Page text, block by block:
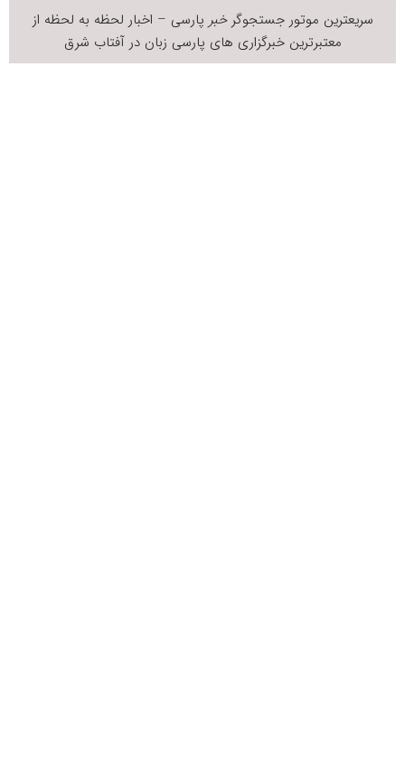
سریعترین موتور جستجوگرخبر پارسی – اخبار لحظه به لحظه از
معتبرترین خبرگزاری های پارسی زبان در آفتاب شرق